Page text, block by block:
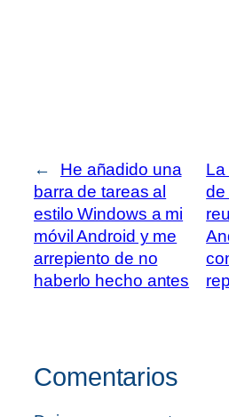
←
He añadido una
barra de tareas al
estilo Windows a mi
móvil Android y me
arrepiento de no
haberlo hecho antes
La
de
Comentarios